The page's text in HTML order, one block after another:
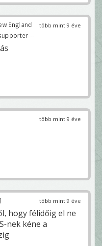
több mint 9 éve
England
több mint 9 éve
több mint 9 éve
hogy félidőig el ne
nek kéne a